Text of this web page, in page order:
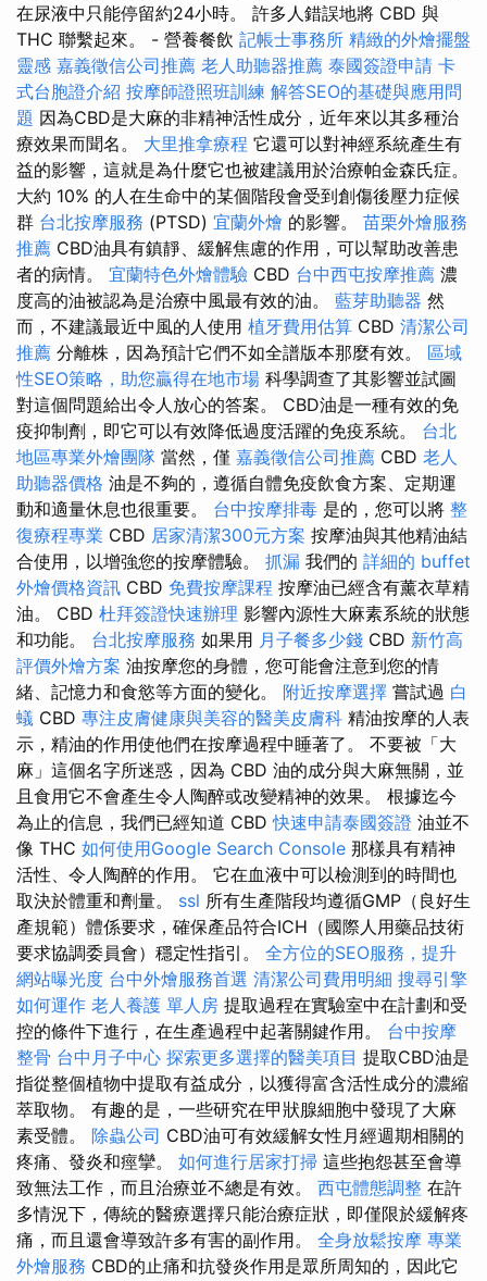
在尿液中只能停留約24小時。 許多人錯誤地將 CBD 與
THC 聯繫起來。 - 營養餐飲 記帳士事務所 精緻的外燴擺盤
靈感 嘉義徵信公司推薦 老人助聽器推薦 泰國簽證申請 卡
式台胞證介紹 按摩師證照班訓練 解答SEO的基礎與應用問
題 因為CBD是大麻的非精神活性成分，近年來以其多種治
療效果而聞名。 大里推拿療程 它還可以對神經系統產生有
益的影響，這就是為什麼它也被建議用於治療帕金森氏症。
大約 10% 的人在生命中的某個階段會受到創傷後壓力症候
群 台北按摩服務 (PTSD) 宜蘭外燴 的影響。 苗栗外燴服務
推薦 CBD油具有鎮靜、緩解焦慮的作用，可以幫助改善患
者的病情。 宜蘭特色外燴體驗 CBD 台中西屯按摩推薦 濃
度高的油被認為是治療中風最有效的油。 藍芽助聽器 然
而，不建議最近中風的人使用 植牙費用估算 CBD 清潔公司
推薦 分離株，因為預計它們不如全譜版本那麼有效。 區域
性SEO策略，助您贏得在地市場 科學調查了其影響並試圖
對這個問題給出令人放心的答案。 CBD油是一種有效的免
疫抑制劑，即它可以有效降低過度活躍的免疫系統。 台北
地區專業外燴團隊 當然，僅 嘉義徵信公司推薦 CBD 老人
助聽器價格 油是不夠的，遵循自體免疫飲食方案、定期運
動和適量休息也很重要。 台中按摩排毒 是的，您可以將 整
復療程專業 CBD 居家清潔300元方案 按摩油與其他精油結
合使用，以增強您的按摩體驗。 抓漏 我們的 詳細的 buffet
外燴價格資訊 CBD 免費按摩課程 按摩油已經含有薰衣草精
油。 CBD 杜拜簽證快速辦理 影響內源性大麻素系統的狀態
和功能。 台北按摩服務 如果用 月子餐多少錢 CBD 新竹高
評價外燴方案 油按摩您的身體，您可能會注意到您的情
緒、記憶力和食慾等方面的變化。 附近按摩選擇 嘗試過 白
蟻 CBD 專注皮膚健康與美容的醫美皮膚科 精油按摩的人表
示，精油的作用使他們在按摩過程中睡著了。 不要被「大
麻」這個名字所迷惑，因為 CBD 油的成分與大麻無關，並
且食用它不會產生令人陶醉或改變精神的效果。 根據迄今
為止的信息，我們已經知道 CBD快速申請泰國簽證 油並不
像 THC 如何使用Google Search Console 那樣具有精神
活性、令人陶醉的作用。 它在血液中可以檢測到的時間也
取決於體重和劑量。 ssl 所有生產階段均遵循GMP（良好生
產規範）體係要求，確保產品符合ICH（國際人用藥品技術
要求協調委員會）穩定性指引。 全方位的SEO服務，提升
網站曝光度 台中外燴服務首選 清潔公司費用明細 搜尋引擎
如何運作 老人養護 單人房 提取過程在實驗室中在計劃和受
控的條件下進行，在生產過程中起著關鍵作用。 台中按摩
整骨 台中月子中心 探索更多選擇的醫美項目 提取CBD油是
指從整個植物中提取有益成分，以獲得富含活性成分的濃縮
萃取物。 有趣的是，一些研究在甲狀腺細胞中發現了大麻
素受體。 除蟲公司 CBD油可有效緩解女性月經週期相關的
疼痛、發炎和痙攣。 如何進行居家打掃 這些抱怨甚至會導
致無法工作，而且治療並不總是有效。 西屯體態調整 在許
多情況下，傳統的醫療選擇只能治療症狀，即僅限於緩解疼
痛，而且還會導致許多有害的副作用。 全身放鬆按摩 專業
外燴服務 CBD的止痛和抗發炎作用是眾所周知的，因此它